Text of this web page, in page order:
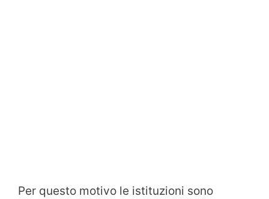
Per questo motivo le istituzioni sono